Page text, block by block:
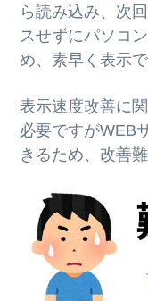
ら読み込み、次
スせずにパソコ
め、素早く表示
表示速度改善に
必要ですがWEB
きるため、改善